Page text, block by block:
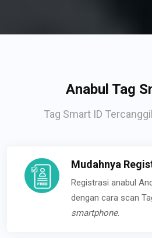
Anabul Tag
Tag Smart ID
Mudahnya
Registrasi anabul
dengan cara scan
smartphone.